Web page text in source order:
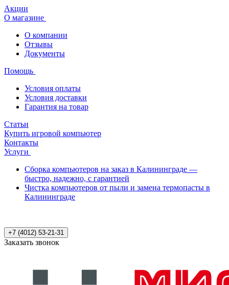
Акции
О магазине
О компании
Отзывы
Документы
Помощь
Условия оплаты
Условия доставки
Гарантия на товар
Статьи
Купить игровой компьютер
Контакты
Услуги
Сборка компьютеров на заказ в Калининграде —
быстро, надежно, с гарантией
Чистка компьютеров от пыли и замена термопасты в
Калининграде
+7 (4012) 53-21-31
Заказать звонок